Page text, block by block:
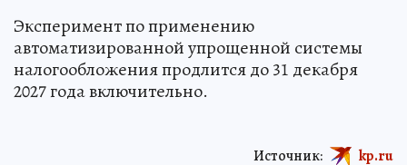
Эксперимент по применению
автоматизированной упрощенной системы
налогообложения продлится до 31 декабря
2027 года включительно.
Источник: kp.ru